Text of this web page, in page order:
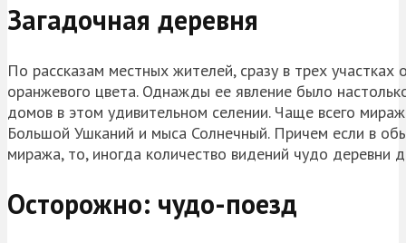
Загадочная деревня
По рассказам местных жителей, сразу в трех
оранжевого цвета. Однажды ее явление было
домов в этом удивительном селении. Чаще всего
Большой Ушканий и мыса Солнечный. Причем если в
миража, то, иногда количество видений чудо деревни
Осторожно: чудо-поезд